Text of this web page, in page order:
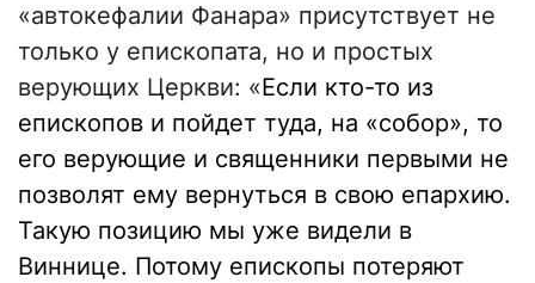
«автокефалии Фанара» присутствует не
только у епископата, но и простых
верующих Церкви: «Если кто-то из
епископов и пойдет туда, на «собор», то
его верующие и священники первыми не
позволят ему вернуться в свою епархию.
Такую позицию мы уже видели в
Виннице. Потому епископы потеряют